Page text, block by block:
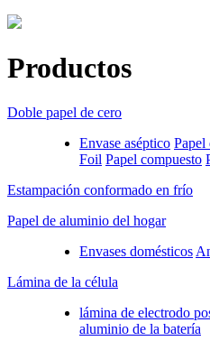
Productos
Doble papel de cero
Envase aséptico Papel
Foil Papel compuesto
Estampación conformado en frío
Papel de aluminio del hogar
Envases domésticos
Lámina de la célula
lámina de electrodo
aluminio de la batería